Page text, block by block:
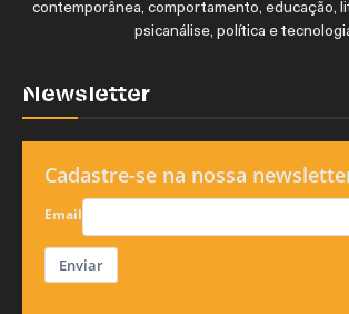
contemporânea, comportamento, educação,
psicanálise, política e
Newsletter
Cadastre-se na nossa
Email
Enviar